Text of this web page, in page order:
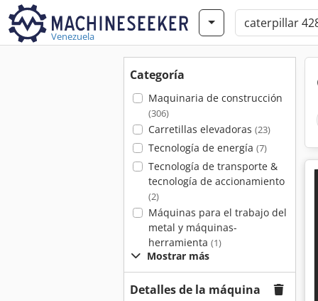
Venezuela
Categoría
Maquinaria de construcción
(306)
Carretillas elevadoras (23)
Tecnología de energía (7)
Tecnología de transporte &
tecnología de accionamiento
(2)
Máquinas para el trabajo del
metal y máquinas-
herramienta (1)
Mostrar más
Detalles de la máquina